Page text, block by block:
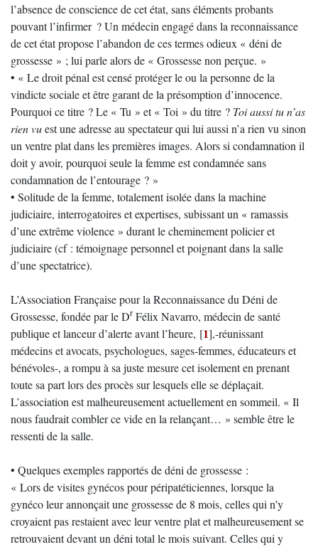
l’absence de conscience de cet état, sans éléments probants
pouvant l’infirmer ? Un médecin engagé dans la reconnaissance
de cet état propose l’abandon de ces termes odieux « déni de
grossesse » ; lui parle alors de « Grossesse non perçue. »
• « Le droit pénal est censé protéger le ou la personne de la
vindicte sociale et être garant de la présomption d’innocence.
Pourquoi ce titre ? Le « Tu » et « Toi » du titre ? Toi aussi tu n’as
rien vuest une adresse au spectateur qui lui aussi n’a rien vu sinon
un ventre plat dans les premières images. Alors si condamnation il
doit y avoir, pourquoi seule la femme est condamnée sans
condamnation de l’entourage ? »
• Solitude de la femme, totalement isolée dans la machine
judiciaire, interrogatoires et expertises, subissant un « ramassis
d’une extrême violence » durant le cheminement policier et
judiciaire (cf : témoignage personnel et poignant dans la salle
d’une spectatrice).
L’Association Française pour la Reconnaissance du Déni de
Grossesse, fondée par le Dr Félix Navarro, médecin de santé
publique et lanceur d’alerte avant l’heure, [1],-réunissant
médecins et avocats, psychologues, sages-femmes, éducateurs et
bénévoles-, a rompu à sa juste mesure cet isolement en prenant
toute sa part lors des procès sur lesquels elle se déplaçait.
L’association est malheureusement actuellement en sommeil. « Il
nous faudrait combler ce vide en la relançant… » semble être le
ressenti de la salle.
• Quelques exemples rapportés de déni de grossesse :
« Lors de visites gynécos pour péripatéticiennes, lorsque la
gynéco leur annonçait une grossesse de 8 mois, celles qui n’y
croyaient pas restaient avec leur ventre plat et malheureusement se
retrouvaient devant un déni total le mois suivant. Celles qui y